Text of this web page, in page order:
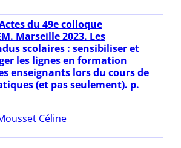
du 49e colloque
Marseille 2023. Les
scolaires : sensibiliser et
les lignes en formation
enseignants lors du cours de
(et pas seulement). p.
Céline